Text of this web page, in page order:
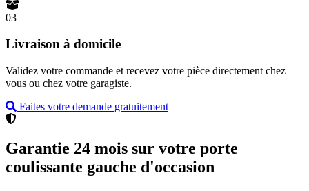
03
Livraison à domicile
Validez votre commande et recevez votre pièce directement chez
vous ou chez votre garagiste.
Faites votre demande gratuitement
Garantie 24 mois sur votre porte
coulissante gauche d'occasion